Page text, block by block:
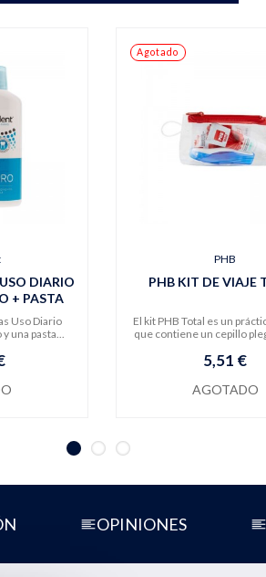
DIARIO
+ PASTA
Uso Diario
una pasta...
Agotado
PHB
PHB KIT DE VIAJE
El kit PHB Total es un
que contiene un cepillo
5,51 €
AGOTADO
OPINIONES